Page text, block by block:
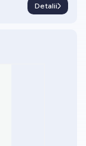
Detalii